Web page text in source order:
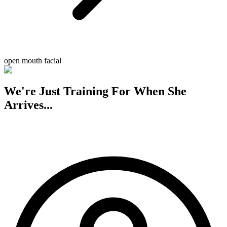
open mouth facial
We're Just Training For When She
Arrives...